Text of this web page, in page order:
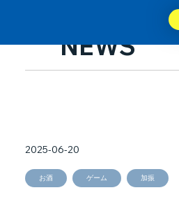
NEWS
お酒 ゲーム 加振
2025-06-20